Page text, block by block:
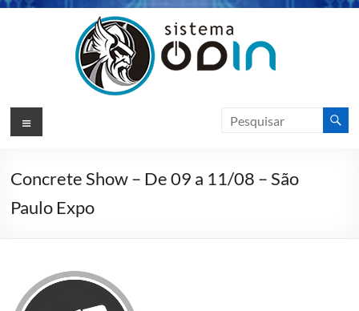
Sistema
ERP
Sotfware
VIKSO
Technology
Menu
Concrete Show – De 09 a 11/08 – São
Paulo Expo